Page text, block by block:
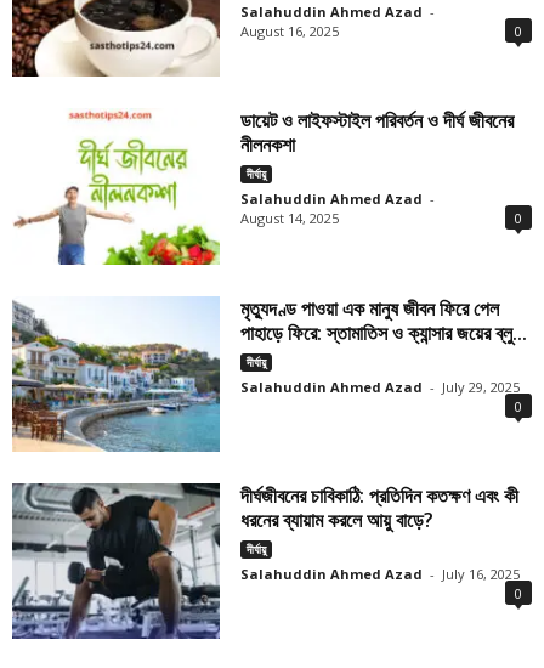
Salahuddin Ahmed Azad -
August 16, 2025
0
ডায়েট ও লাইফস্টাইল পরিবর্তন ও দীর্ঘ জীবনের
নীলনকশা
দীর্ঘায়ু
Salahuddin Ahmed Azad -
August 14, 2025
0
মৃত্যুদণ্ড পাওয়া এক মানুষ জীবন ফিরে পেল
পাহাড়ে ফিরে: স্তামাতিস ও ক্যান্সার জয়ের ব্লু...
দীর্ঘায়ু
Salahuddin Ahmed Azad - July 29, 2025
0
দীর্ঘজীবনের চাবিকাঠি: প্রতিদিন কতক্ষণ এবং কী
ধরনের ব্যায়াম করলে আয়ু বাড়ে?
দীর্ঘায়ু
Salahuddin Ahmed Azad - July 16, 2025
0